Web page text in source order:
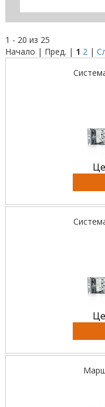
1 - 20 из 25
Начало | Пред. | 1 2|